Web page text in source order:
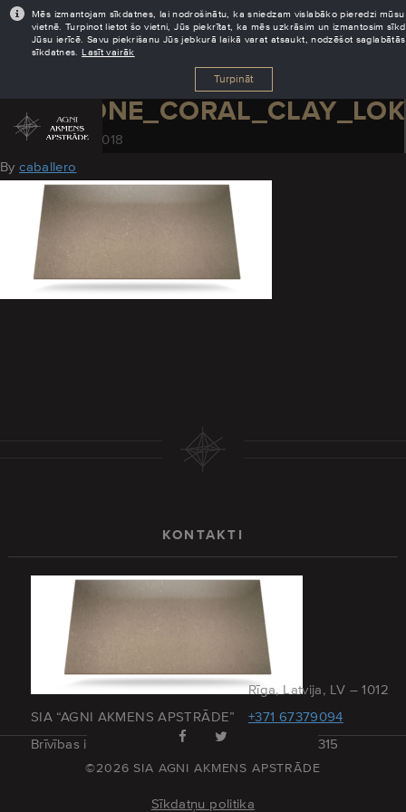
Mēs izmantojam sīkdatnes, lai nodrošinātu, ka sniedzam vislabāko pieredzi
vietnē. Turpinot lietot šo vietni, Jūs piekrītat, ka mēs uzkrāsim un izmantosim
Jūsu ierīcē. Savu piekrišanu Jūs jebkurā laikā varat atsaukt, nodzēšot saglabātās
sīkdatnes.Lasīt vairāk
Turpināt
November 29, 2018
Bycaballero
KONTAKTI
SIA “AGNI AKMENS APSTRĀDE”
Brīvības iela 173 – 27
Rīga, Latvija, LV – 1012
+371 67379094
+371 29215315
©2026 SIA AGNI AKMENS APSTRĀDE
Sīkdatņu politika